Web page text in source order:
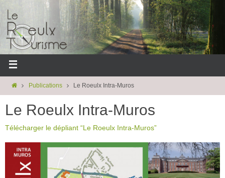
Publications Le Roeulx Intra-Muros
Le Roeulx Intra-Muros
Télécharger le dépliant “Le Roeulx Intra-Muros”